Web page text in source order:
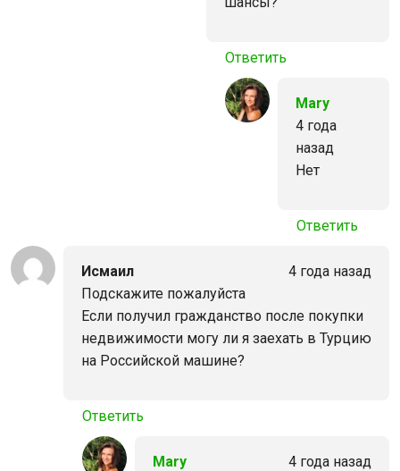
Ответить
Mary
4 года
назад
Нет
Ответить
Исмаил
4 года назад
Подскажите пожалуйста
Если получил гражданство после покупки
недвижимости могу ли я заехать в Турцию
на Российской машине?
Ответить
Mary
4 года назад